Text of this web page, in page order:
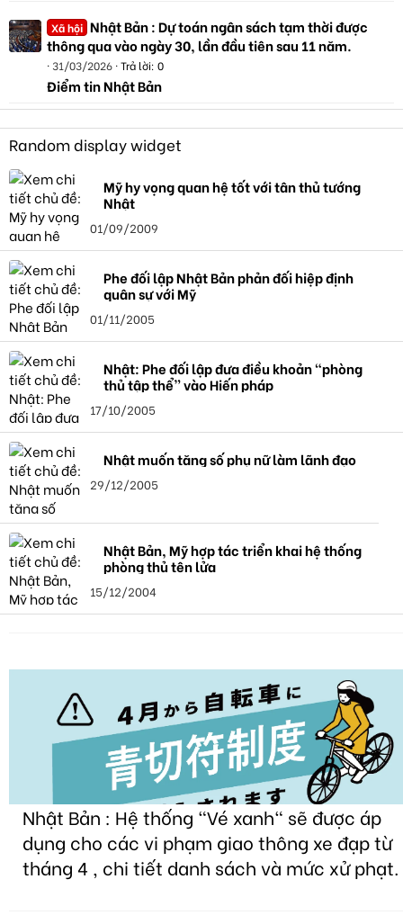
Xã hội Nhật Bản : Dự toán ngân sách tạm thời được
thông qua vào ngày 30, lần đầu tiên sau 11 năm.
31/03/2026 Trả lời: 0
Điểm tin Nhật Bản
Random display widget
Mỹ hy vọng quan hệ tốt với tân thủ tướng
Nhật
01/09/2009
Phe đối lập Nhật Bản phản đối hiệp định
quân sự với Mỹ
01/11/2005
Nhật: Phe đối lập đưa điều khoản “phòng
thủ tập thể” vào Hiến pháp
17/10/2005
Nhật muốn tăng số phụ nữ làm lãnh đạo
29/12/2005
Nhật Bản, Mỹ hợp tác triển khai hệ thống
phòng thủ tên lửa
15/12/2004
Nhật Bản : Hệ thống "Vé xanh" sẽ được áp
dụng cho các vi phạm giao thông xe đạp từ
tháng 4 , chi tiết danh sách và mức xử phạt.